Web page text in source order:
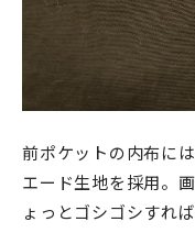
前ポケットの内布に
エード生地を採用。
ょっとゴシゴシすれ